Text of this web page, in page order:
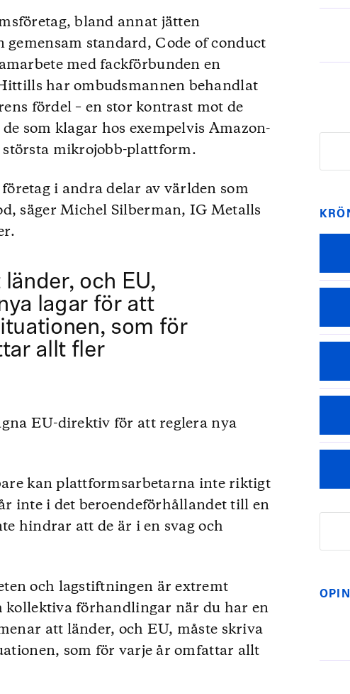
bland annat jätten
standard, Code of conduct
med fackförbunden en
har ombudsmannen behandlat
fördel – en stor kontrast mot de
som klagar hos exempelvis Amazon-
mikrojobb-plattform.
i andra delar av världen som
säger Michel Silberman, IG Metalls
och EU,
lagar för att
som för
allt fler
EU-direktiv för att reglera nya
kan plattformsarbetarna inte riktigt
inte i det beroendeförhållandet till en
hindrar att de är i en svag och
och lagstiftningen är extremt
förhandlingar när du har en
att länder, och EU, måste skriva
som för varje år omfattar allt